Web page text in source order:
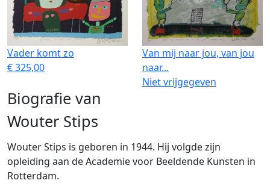
Vader komt zo
€ 325,00
Van mij naar jou, van jou
naar...
Niet vrijgegeven
Biografie van
Wouter Stips
Wouter Stips is geboren in 1944. Hij volgde zijn
opleiding aan de Academie voor Beeldende Kunsten in
Rotterdam.